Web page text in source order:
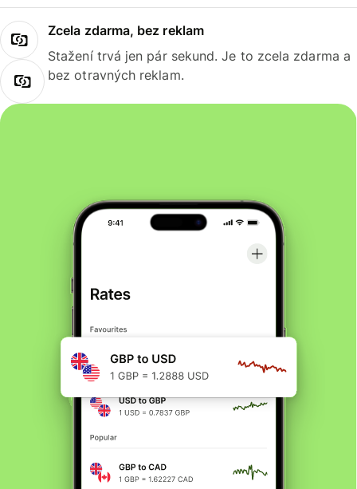
Zcela zdarma, bez reklam
Stažení trvá jen pár sekund. Je to zcela zdarma a
bez otravných reklam.